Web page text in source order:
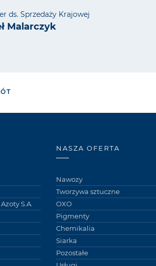
ds. Sprzedaży Krajowej
Malarczyk
S.A.
NASZA OFERTA
Nawozy
Tworzywa sztuczne
OXO
Pigmenty
Chemikalia
Siarka
Pozostałe